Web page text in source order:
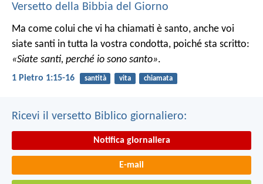
Versetto della Bibbia del Giorno
Ma come colui che vi ha chiamati è santo, anche voi
siate santi in tutta la vostra condotta, poiché sta scritto:
«Siate santi, perché io sono santo».
1 Pietro 1:15-16 santità vita chiamata
Ricevi il versetto Biblico giornaliero:
Notifica giornaliera
E-mail